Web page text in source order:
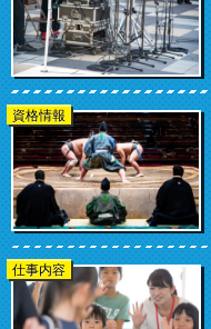
資格情報
仕事内容